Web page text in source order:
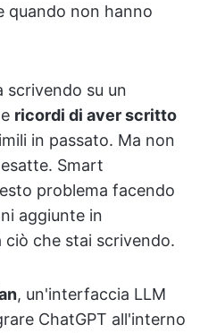
quando non hanno
scrivendo su un
ricordi di aver scritto
in passato. Ma non
Smart
problema facendo
aggiunte in
ciò che stai scrivendo.
, un'interfaccia LLM
ChatGPT all'interno